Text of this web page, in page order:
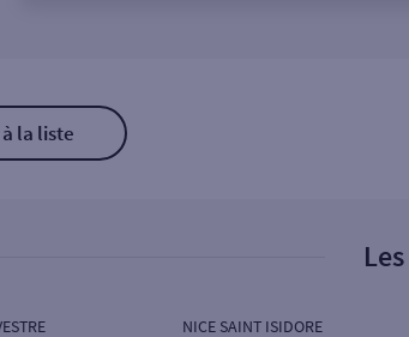
la liste
NICE SAINT ISIDORE